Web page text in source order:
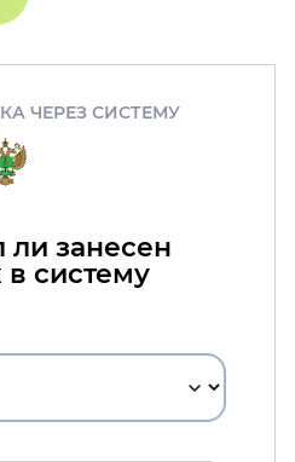
ЧЕРЕЗ СИСТЕМУ
ли занесен
систему